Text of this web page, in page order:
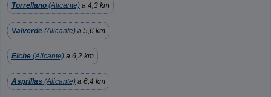
Torrellano (Alicante) a 4,3 km
Valverde (Alicante) a 5,6 km
Elche (Alicante) a 6,2 km
Asprillas (Alicante) a 6,4 km